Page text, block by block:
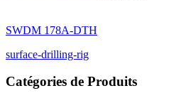
SWDM 178A-DTH
surface-drilling-rig
Catégories de Produits